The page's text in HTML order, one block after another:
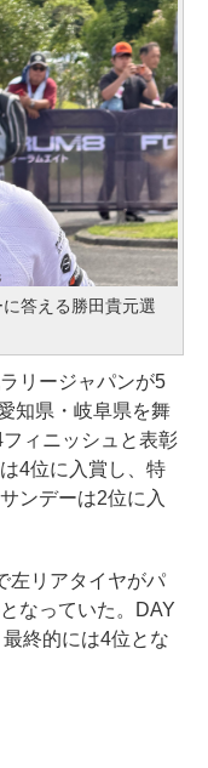
答える勝田貴元選
リージャパンが5
知県・岐阜県を舞
ィニッシュと表彰
4位に入賞し、特
ンデーは2位に入
左リアタイヤがパ
なっていた。DAY
終的には4位とな